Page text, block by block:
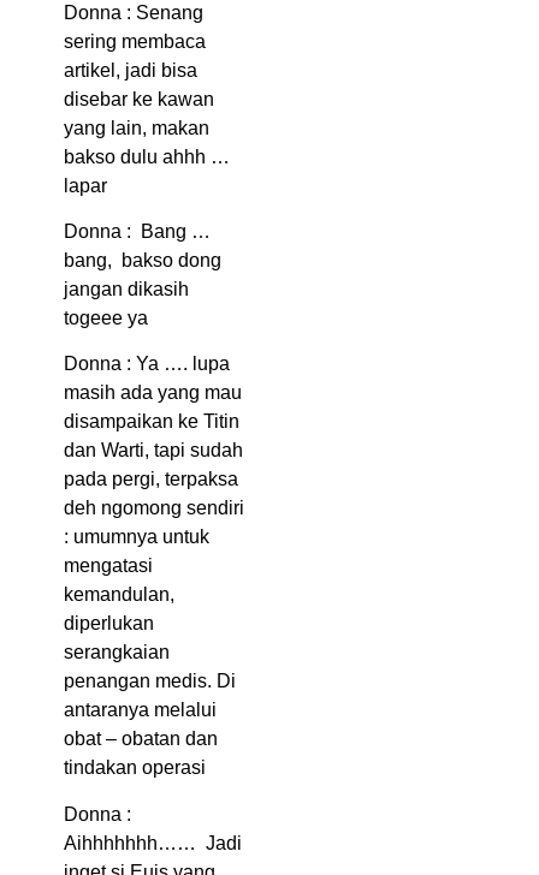
Donna : Senang
sering membaca
artikel, jadi bisa
disebar ke kawan
yang lain, makan
bakso dulu ahhh …
lapar
Donna : Bang …
bang, bakso dong
jangan dikasih
togeee ya
Donna : Ya …. lupa
masih ada yang mau
disampaikan ke Titin
dan Warti, tapi sudah
pada pergi, terpaksa
deh ngomong sendiri
: umumnya untuk
mengatasi
kemandulan,
diperlukan
serangkaian
penangan medis. Di
antaranya melalui
obat – obatan dan
tindakan operasi
Donna :
Aihhhhhhh…… Jadi